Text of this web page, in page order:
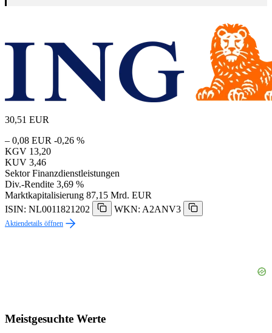
30,51 EUR
– 0,08 EUR -0,26 %
KGV 13,20
KUV 3,46
Sektor Finanzdienstleistungen
Div.-Rendite 3,69 %
Marktkapitalisierung 87,15 Mrd. EUR
ISIN: NL0011821202
WKN: A2ANV3
Aktiendetails öffnen
Meistgesuchte Werte